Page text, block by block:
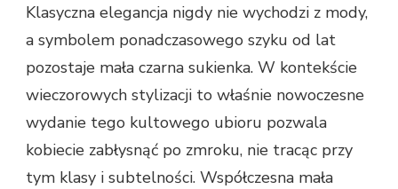
Klasyczna elegancja nigdy nie wychodzi z mody,
a symbolem ponadczasowego szyku od lat
pozostaje mała czarna sukienka. W kontekście
wieczorowych stylizacji to właśnie nowoczesne
wydanie tego kultowego ubioru pozwala
kobiecie zabłysnąć po zmroku, nie tracąc przy
tym klasy i subtelności. Współczesna mała